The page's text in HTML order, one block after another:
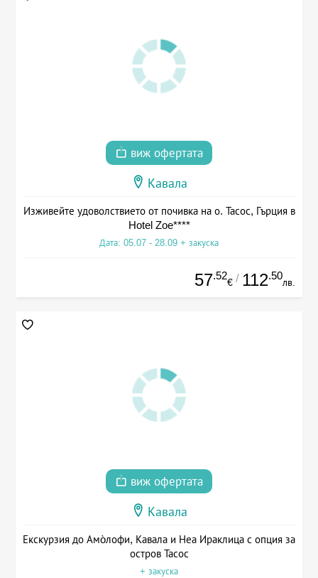
виж офертата
Кавала
Изживейте удоволствието от почивка на о. Тасос, Гърция в
Hotel Zoe****
Дата: 05.07 - 28.09 + закуска
57.52
€ / 112.50
лв.
виж офертата
Кавала
Екскурзия до Амо̀лофи, Кавала и Неа Ираклица с опция за
остров Тасос
+ закуска